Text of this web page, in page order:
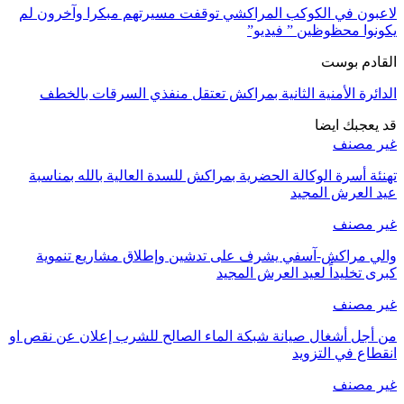
في الكوكب المراكشي توقفت مسيرتهم مبكرا وآخرون لم
محظوظين ” فيديو”
بوست
الأمنية الثانية بمراكش تعتقل منفذي السرقات بالخطف
ايضا
أسرة الوكالة الحضرية بمراكش للسدة العالية بالله بمناسبة
المجيد
مراكش-آسفي يشرف على تدشين وإطلاق مشاريع تنموية
لعيد العرش المجيد
أشغال صيانة شبكة الماء الصالح للشرب إعلان عن نقص او
في التزويد